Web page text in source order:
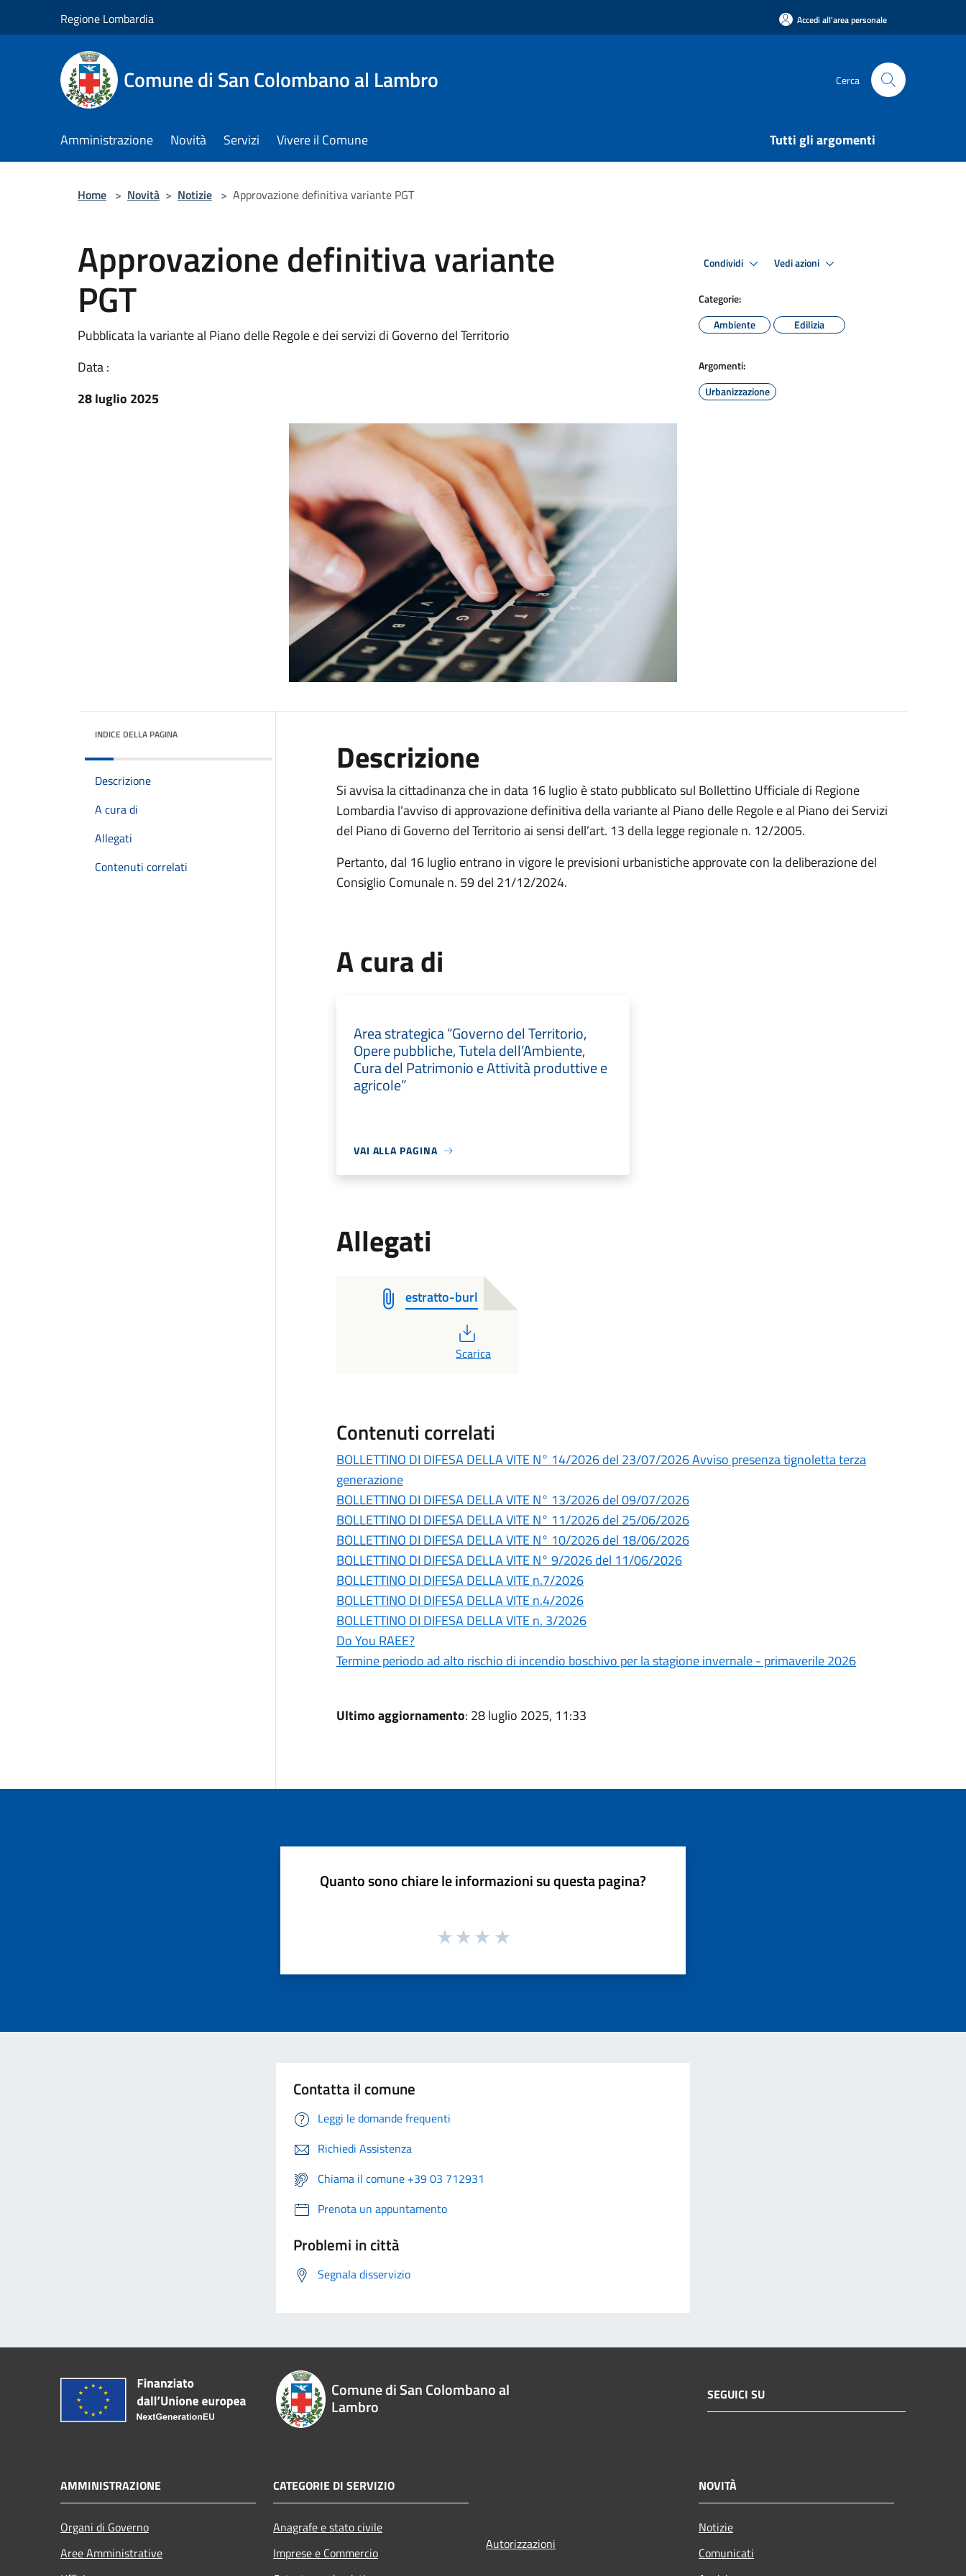
Regione Lombardia Accedi all'area personale
Comune di San Colombano al Lambro Cerca
Amministrazione Novità Servizi Vivere il Comune Tutti gli argomenti
Home > Novità > Notizie > Approvazione definitiva variante PGT
Approvazione definitiva variante
PGT
Pubblicata la variante al Piano delle Regole e dei servizi di Governo del Territorio
Data :
28 luglio 2025
Condividi Vedi azioni
Categorie:
Ambiente
Edilizia
Argomenti:
Urbanizzazione
INDICE DELLA PAGINA
Descrizione
A cura di
Allegati
Contenuti correlati
Descrizione
Si avvisa la cittadinanza che in data 16 luglio è stato pubblicato sul Bollettino Ufficiale di Regione
Lombardia l’avviso di approvazione definitiva della variante al Piano delle Regole e al Piano dei Servizi
del Piano di Governo del Territorio ai sensi dell’art. 13 della legge regionale n. 12/2005.
Pertanto, dal 16 luglio entrano in vigore le previsioni urbanistiche approvate con la deliberazione del
Consiglio Comunale n. 59 del 21/12/2024.
A cura di
Area strategica “Governo del Territorio,
Opere pubbliche, Tutela dell’Ambiente,
Cura del Patrimonio e Attività produttive e
agricole”
VAI ALLA PAGINA
Allegati
estratto-burl
PDF
Scarica
Contenuti correlati
BOLLETTINO DI DIFESA DELLA VITE N° 14/2026 del 23/07/2026 Avviso presenza tignoletta terza
generazione
BOLLETTINO DI DIFESA DELLA VITE N° 13/2026 del 09/07/2026
BOLLETTINO DI DIFESA DELLA VITE N° 11/2026 del 25/06/2026
BOLLETTINO DI DIFESA DELLA VITE N° 10/2026 del 18/06/2026
BOLLETTINO DI DIFESA DELLA VITE N° 9/2026 del 11/06/2026
BOLLETTINO DI DIFESA DELLA VITE n.7/2026
BOLLETTINO DI DIFESA DELLA VITE n.4/2026
BOLLETTINO DI DIFESA DELLA VITE n. 3/2026
Do You RAEE?
Termine periodo ad alto rischio di incendio boschivo per la stagione invernale - primaverile 2026
Ultimo aggiornamento: 28 luglio 2025, 11:33
Quanto sono chiare le informazioni su questa pagina?
Contatta il comune
Leggi le domande frequenti
Richiedi Assistenza
Chiama il comune +39 03 712931
Prenota un appuntamento
Problemi in città
Segnala disservizio
Comune di San Colombano al
Lambro
SEGUICI SU
AMMINISTRAZIONE
Organi di Governo
Aree Amministrative
CATEGORIE DI SERVIZIO
Anagrafe e stato civile
Imprese e Commercio
Autorizzazioni
NOVITÀ
Notizie
Comunicati